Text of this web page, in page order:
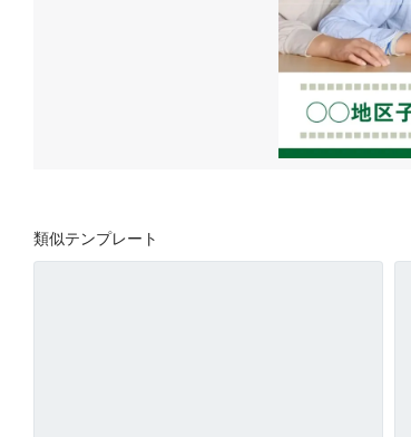
類似テンプレート